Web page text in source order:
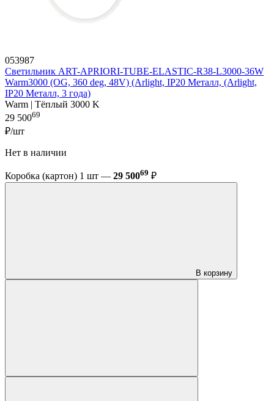
053987
Светильник ART-APRIORI-TUBE-ELASTIC-R38-L3000-36W
Warm3000 (OG, 360 deg, 48V) (Arlight, IP20 Металл, (Arlight,
IP20 Металл, 3 года)
Warm | Тёплый 3000 K
29 50069
₽/шт
Нет в наличии
Коробка (картон) 1 шт — 29 50069 ₽
В корзину